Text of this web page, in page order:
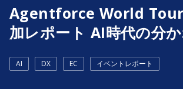
Agentforce World
加レポート AI時代の分
AI DX EC イベントレポート